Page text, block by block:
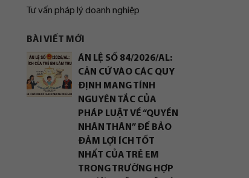
Tư vấn pháp lý doanh nghiệp
BÀI VIẾT MỚI
ÁN LỆ SỐ 84/2026/AL:
CĂN CỨ VÀO CÁC QUY
ĐỊNH MANG TÍNH
NGUYÊN TẮC CỦA
PHÁP LUẬT VỀ “QUYỀN
NHÂN THÂN” ĐỂ BẢO
ĐẢM LỢI ÍCH TỐT
NHẤT CỦA TRẺ EM
TRONG TRƯỜNG HỢP